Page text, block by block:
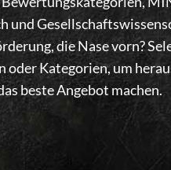
und
die Nase vorn?
oder Kategorien, um
beste Angebot machen.